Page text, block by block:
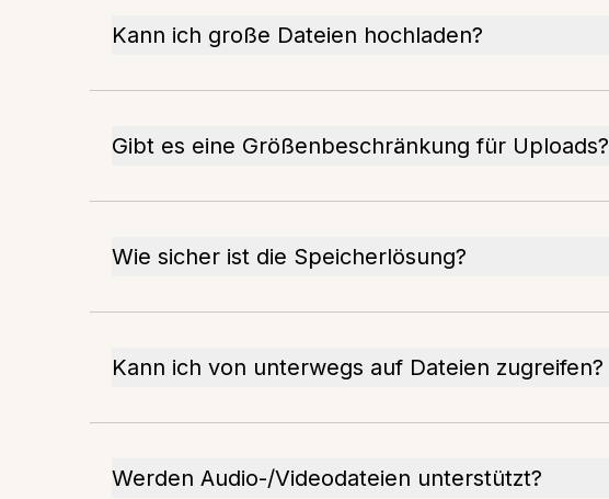
Kann ich große Dateien hochladen?
Gibt es eine Größenbeschränkung für Uploads?
Wie sicher ist die Speicherlösung?
Kann ich von unterwegs auf Dateien zugreifen?
Werden Audio-/Videodateien unterstützt?